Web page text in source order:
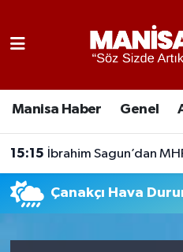
Manisa Haber Genel
15:15 İbrahim Sagun’dan MHP
Çanakçı Hava
Manisa Nöbetçi